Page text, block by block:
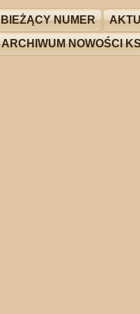
BIEŻĄCY NUMER
ARCHIWUM NOWOŚCI